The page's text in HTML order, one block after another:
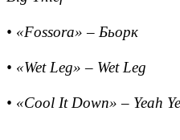
• «Fossora» – Бьорк
• «Wet Leg» – Wet Leg
• «Cool It Down» – Yeah